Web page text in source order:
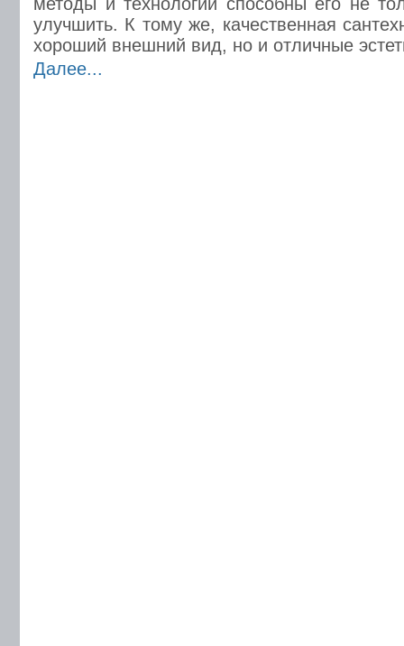
улучшить. К тому же, качественная
хороший внешний вид, но и отличные
Далее...